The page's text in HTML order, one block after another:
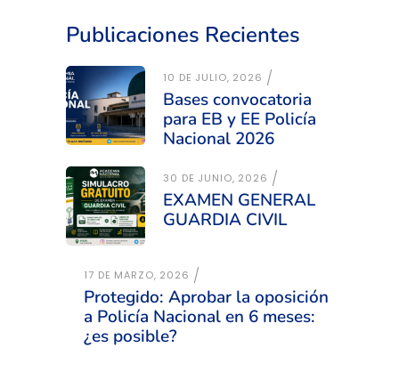
Publicaciones Recientes
10 DE JULIO, 2026
Bases convocatoria
para EB y EE Policía
Nacional 2026
30 DE JUNIO, 2026
EXAMEN GENERAL
GUARDIA CIVIL
17 DE MARZO, 2026
Protegido: Aprobar la oposición
a Policía Nacional en 6 meses:
¿es posible?